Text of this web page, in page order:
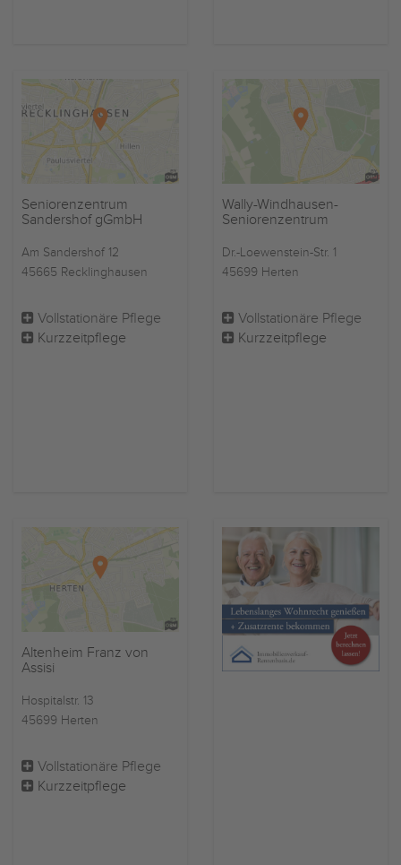
Seniorenzentrum
Sandershof gGmbH
Am Sandershof 12
45665 Recklinghausen
Vollstationäre Pflege
Kurzzeitpflege
Wally-Windhausen-
Seniorenzentrum
Dr.-Loewenstein-Str. 1
45699 Herten
Vollstationäre Pflege
Kurzzeitpflege
Altenheim Franz von
Assisi
Hospitalstr. 13
45699 Herten
Vollstationäre Pflege
Kurzzeitpflege